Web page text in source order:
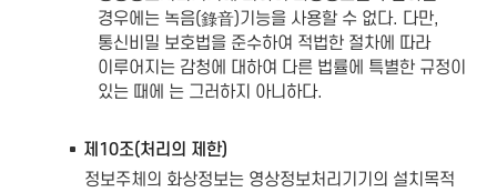
경우에는 녹음(錄音)기능을 사용할 수 없다. 다만,
통신비밀 보호법을 준수하여 적법한 절차에 따라
이루어지는 감청에 대하여 다른 법률에 특별한 규정이
있는 때에 는 그러하지 아니하다.
제10조(처리의 제한)
정보주체의 화상정보는 영상정보처리기기의 설치목적